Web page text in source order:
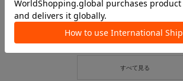
【kids🆕】お家で楽しく✨ねんど&服飾アイテム🎶
イオンモール川口店 スタッフ
3COINS＋plusイオンモール川口店
6.1 今週の新商